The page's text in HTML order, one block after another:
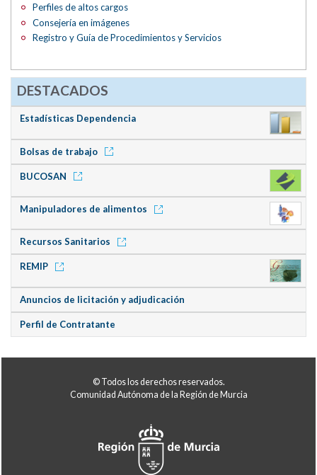
Perfiles de altos cargos
Consejería en imágenes
Registro y Guía de Procedimientos y Servicios
DESTACADOS
Estadísticas Dependencia
Bolsas de trabajo
BUCOSAN
Manipuladores de alimentos
Recursos Sanitarios
REMIP
Anuncios de licitación y adjudicación
Perfil de Contratante
© Todos los derechos reservados.
Comunidad Autónoma de la Región de Murcia